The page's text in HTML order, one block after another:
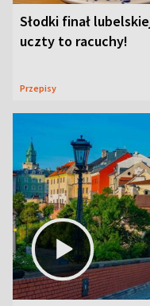
Słodki finał
uczty to racuchy!
Przepisy